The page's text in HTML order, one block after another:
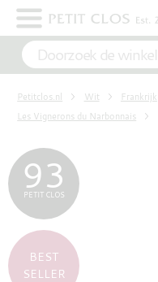
WIT
ROSÉ
ROOD
MOUSSEREND
Petitclos.nl Wit Frankrijk
Les Vignerons du Narbonnais
93
PETIT CLOS
BEST
SELLER